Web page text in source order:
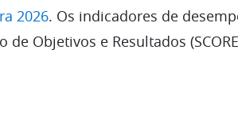
2026. Os indicadores de
Objetivos e Resultados